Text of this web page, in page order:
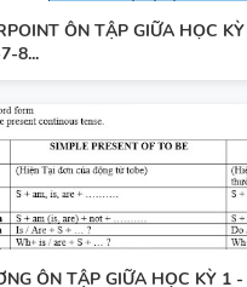
ÔN TẬP GIỮA HỌC
8...
ÔN TẬP GIỮA HỌC KỲ 1